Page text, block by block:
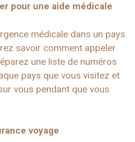
pour une aide médicale
médicale dans un pays
savoir comment appeler
une liste de numéros
pays que vous visitez et
vous pendant que vous
voyage